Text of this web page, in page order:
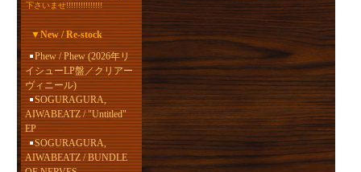
下さいませ!!!!!!!!!!!!!!!
▼New / Re-stock
Phew / Phew (2026年リ
イシューLP盤／クリアー
ヴィニール)
SOGURAGURA,
AIWABEATZ / "Untitled"
EP
SOGURAGURA,
AIWABEATZ / BUNDLE